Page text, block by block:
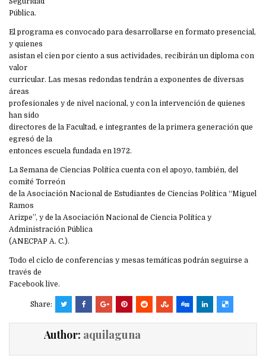
Pública.
El programa es convocado para desarrollarse en formato presencial,
y quienes
asistan el cien por ciento a sus actividades, recibirán un diploma con
valor
curricular. Las mesas redondas tendrán a exponentes de diversas
áreas
profesionales y de nivel nacional, y con la intervención de quienes
han sido
directores de la Facultad, e integrantes de la primera generación que
egresó de la
entonces escuela fundada en 1972.
La Semana de Ciencias Política cuenta con el apoyo, también, del
comité Torreón
de la Asociación Nacional de Estudiantes de Ciencias Política “Miguel
Ramos
Arizpe”, y de la Asociación Nacional de Ciencia Política y
Administración Pública
(ANECPAP A. C.).
Todo el ciclo de conferencias y mesas temáticas podrán seguirse a
través de
Facebook live.
Share:
Author: aquilaguna